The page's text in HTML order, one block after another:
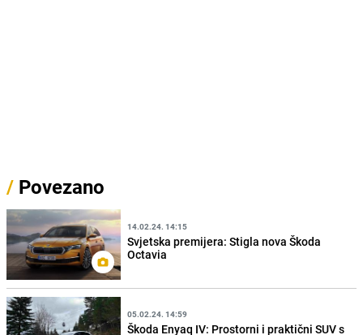
/ Povezano
14.02.24. 14:15
Svjetska premijera: Stigla nova Škoda
Octavia
05.02.24. 14:59
Škoda Enyaq IV: Prostorni i praktični SUV s